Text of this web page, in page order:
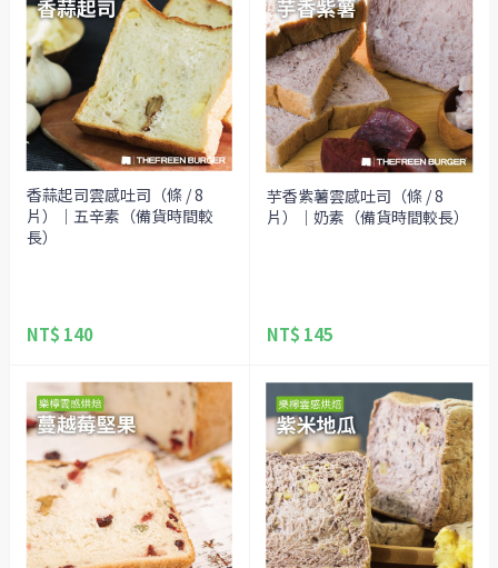
香蒜起司雲感吐司（條 / 8
片）｜五辛素（備貨時間較
長）
NT$ 140
芋香紫薯雲感吐司（條 / 8
片）｜奶素（備貨時間較長）
NT$ 145